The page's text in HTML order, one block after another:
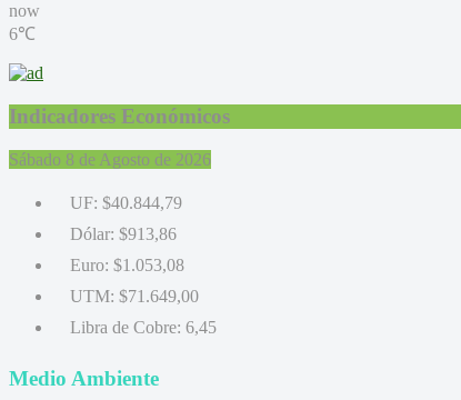
now
6℃
Indicadores Económicos
Sábado 8 de Agosto de 2026
UF: $40.844,79
Dólar: $913,86
Euro: $1.053,08
UTM: $71.649,00
Libra de Cobre: 6,45
Medio Ambiente